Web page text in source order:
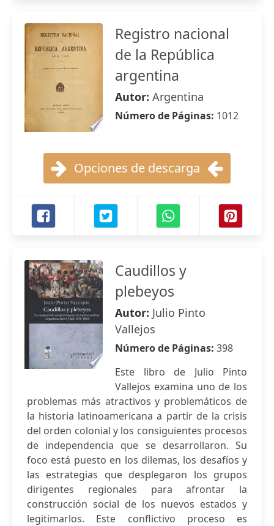
Registro nacional
de la República
argentina
Autor: Argentina
Número de Páginas: 1012
Opciones de descarga
Caudillos y
plebeyos
Autor: Julio Pinto
Vallejos
Número de Páginas: 398
Este libro de Julio Pinto
Vallejos examina uno de los
problemas más atractivos y problemáticos de
la historia latinoamericana a partir de la crisis
del orden colonial y los consiguientes procesos
de independencia que se desarrollaron. Su
foco está puesto en los dilemas, los desafíos y
las estrategias que desplegaron los grupos
dirigentes regionales para afrontar la
construcción social de los nuevos estados y
legitimarlos. Este conflictivo proceso es